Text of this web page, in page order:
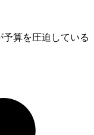
算を圧迫している